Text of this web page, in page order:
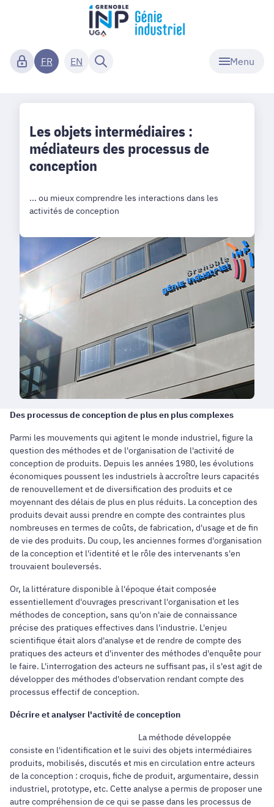
Menu
FR EN
Les objets intermédiaires :
médiateurs des processus de
conception
... ou mieux comprendre les interactions dans les
activités de conception
Des processus de conception de plus en plus complexes
Parmi les mouvements qui agitent le monde industriel, figure la
question des méthodes et de l'organisation de l'activité de
conception de produits. Depuis les années 1980, les évolutions
économiques poussent les industriels à accroître leurs capacités
de renouvellement et de diversification des produits et ce
moyennant des délais de plus en plus réduits. La conception des
produits devait aussi prendre en compte des contraintes plus
nombreuses en termes de coûts, de fabrication, d'usage et de fin
de vie des produits. Du coup, les anciennes formes d'organisation
de la conception et l'identité et le rôle des intervenants s'en
trouvaient bouleversés.
Or, la littérature disponible à l'époque était composée
essentiellement d'ouvrages prescrivant l'organisation et les
méthodes de conception, sans qu'on n'aie de connaissance
précise des pratiques effectives dans l'industrie. L'enjeu
scientifique était alors d'analyse et de rendre de compte des
pratiques des acteurs et d'inventer des méthodes d'enquête pour
le faire. L'interrogation des acteurs ne suffisant pas, il s'est agit de
développer des méthodes d'observation rendant compte des
processus effectif de conception.
Décrire et analyser l'activité de conception
La méthode développée
consiste en l'identification et le suivi des objets intermédiaires
produits, mobilisés, discutés et mis en circulation entre acteurs
de la conception : croquis, fiche de produit, argumentaire, dessin
industriel, prototype, etc. Cette analyse a permis de proposer une
autre compréhension de ce qui se passe dans les processus de